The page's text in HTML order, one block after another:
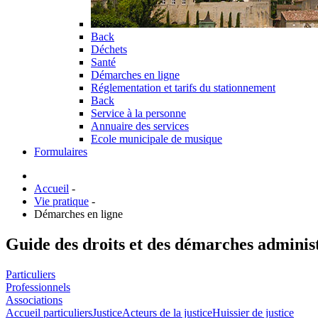
Back
Déchets
Santé
Démarches en ligne
Réglementation et tarifs du stationnement
Back
Service à la personne
Annuaire des services
Ecole municipale de musique
Formulaires
Accueil -
Vie pratique -
Démarches en ligne
Guide des droits et des démarches
Particuliers
Professionnels
Associations
Accueil particuliersJusticeActeurs de la justiceHuissier de justice